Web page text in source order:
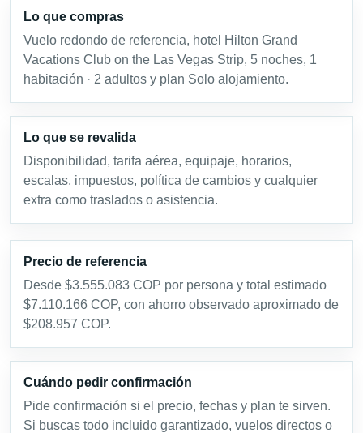
Lo que compras
Vuelo redondo de referencia, hotel Hilton Grand
Vacations Club on the Las Vegas Strip, 5 noches, 1
habitación · 2 adultos y plan Solo alojamiento.
Lo que se revalida
Disponibilidad, tarifa aérea, equipaje, horarios,
escalas, impuestos, política de cambios y cualquier
extra como traslados o asistencia.
Precio de referencia
Desde $3.555.083 COP por persona y total estimado
$7.110.166 COP, con ahorro observado aproximado de
$208.957 COP.
Cuándo pedir confirmación
Pide confirmación si el precio, fechas y plan te sirven.
Si buscas todo incluido garantizado, vuelos directos o